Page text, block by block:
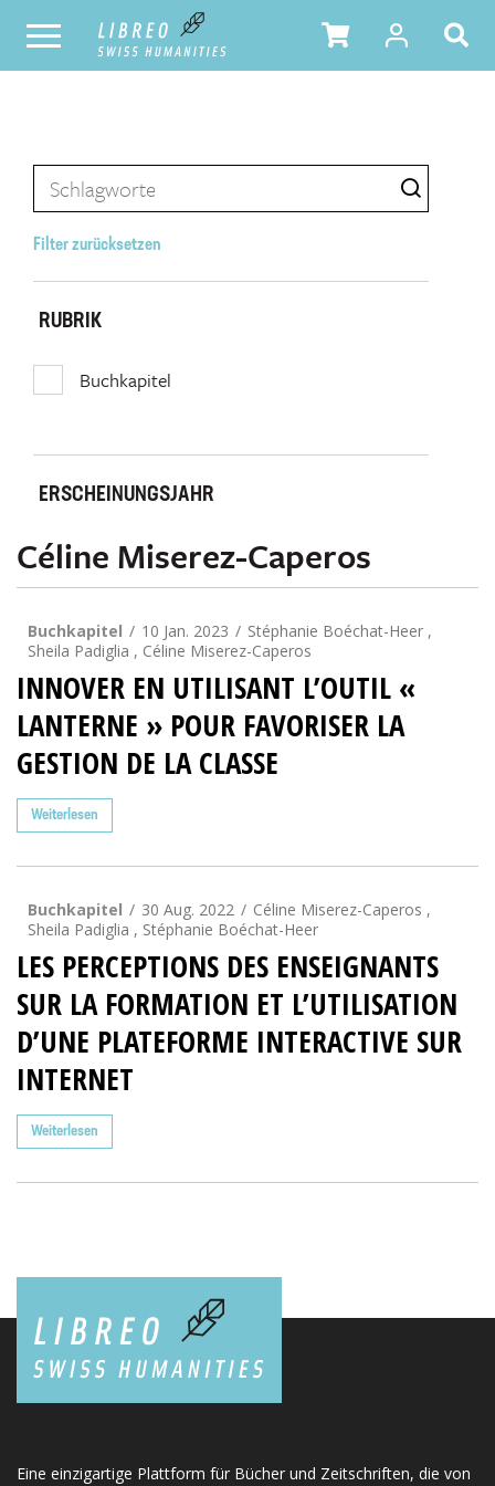
Filter zurücksetzen
RUBRIK
Buchkapitel
ERSCHEINUNGSJAHR
Céline Miserez-Caperos
Buchkapitel 10 Jan. 2023
Stéphanie Boéchat-Heer ,
Sheila Padiglia , Céline Miserez-Caperos
INNOVER EN UTILISANT L’OUTIL «
LANTERNE » POUR FAVORISER LA
GESTION DE LA CLASSE
Weiterlesen
Buchkapitel 30 Aug. 2022
Céline Miserez-Caperos ,
Sheila Padiglia , Stéphanie Boéchat-Heer
LES PERCEPTIONS DES ENSEIGNANTS
SUR LA FORMATION ET L’UTILISATION
D’UNE PLATEFORME INTERACTIVE SUR
INTERNET
Weiterlesen
Eine einzigartige Plattform für Bücher und Zeitschriften, die von